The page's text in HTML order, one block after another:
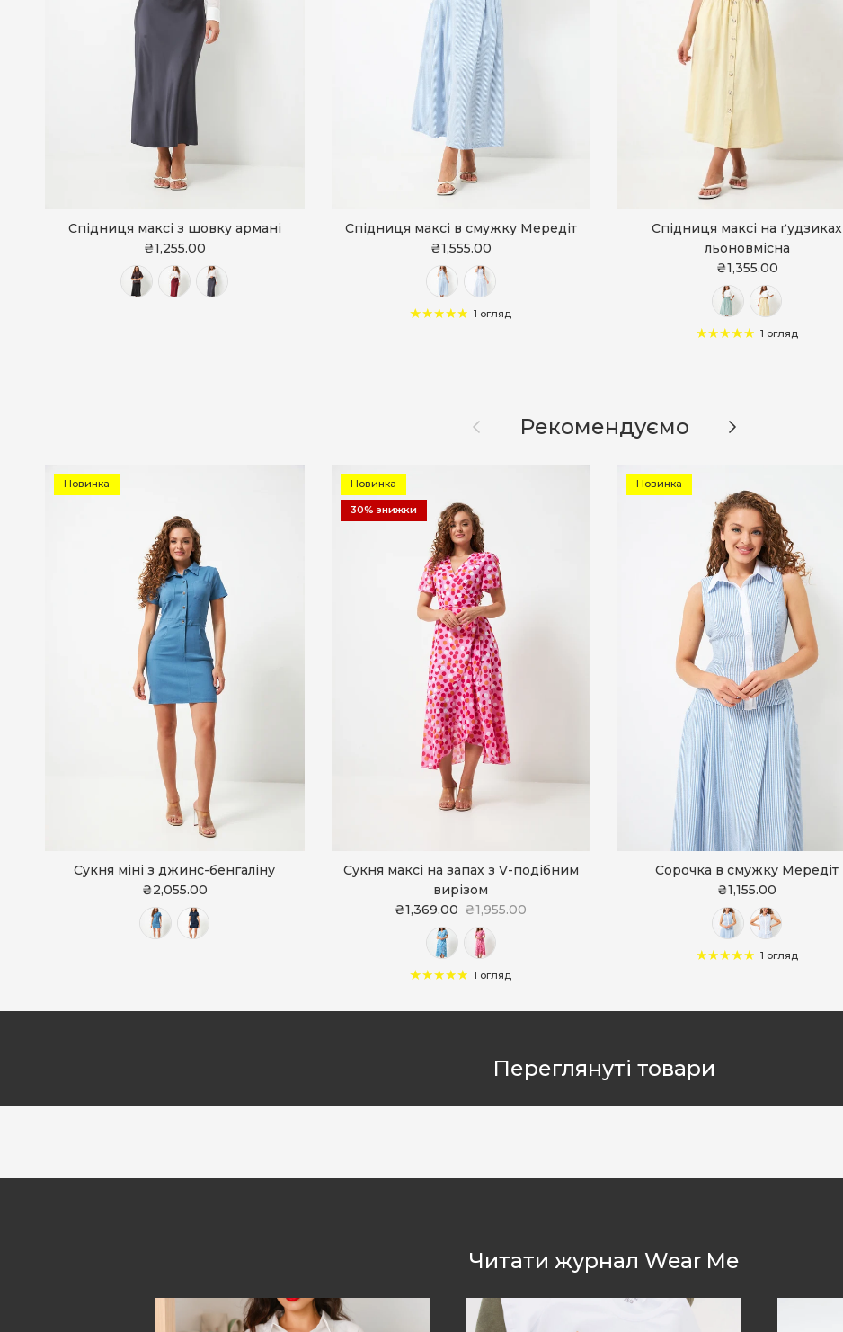
Спідниця максі з шовку армані
₴1,255.00
Спідниця максі в смужку Мередіт
₴1,555.00
1 огляд
Спідниця максі на ґудзиках
льоновмісна
₴1,355.00
1 огляд
Назад Рекомендуємо Далі
Новинка
Сукня міні з джинс-бенгаліну
₴2,055.00
Новинка
30% знижки
Сукня максі на запах з V-подібним
вирізом
₴1,369.00 ₴1,955.00
1 огляд
Новинка
Сорочка в смужку Мередіт
₴1,155.00
1 огляд
Переглянуті товари
Читати журнал Wear Me